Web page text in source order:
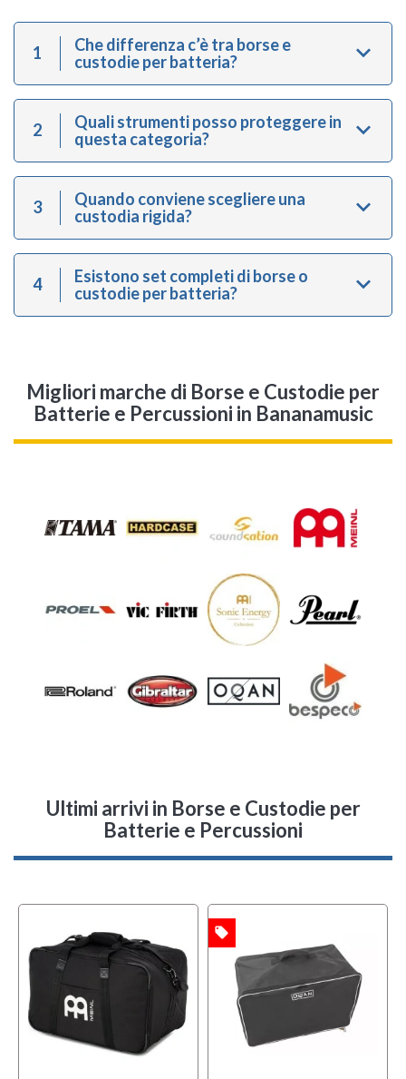
1
Che differenza c’è tra borse e
custodie per batteria?
2
Quali strumenti posso proteggere in
questa categoria?
3
Quando conviene scegliere una
custodia rigida?
4
Esistono set completi di borse o
custodie per batteria?
Migliori marche di Borse e Custodie per
Batterie e Percussioni in Bananamusic
Ultimi arrivi in Borse e Custodie per
Batterie e Percussioni
local_offer